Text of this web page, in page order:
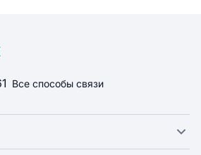
Все способы связи